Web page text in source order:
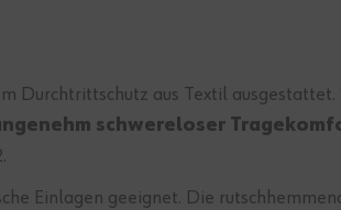
Durchtrittschutz aus Textil ausgestattet.
schwereloser
Einlagen geeignet. Die